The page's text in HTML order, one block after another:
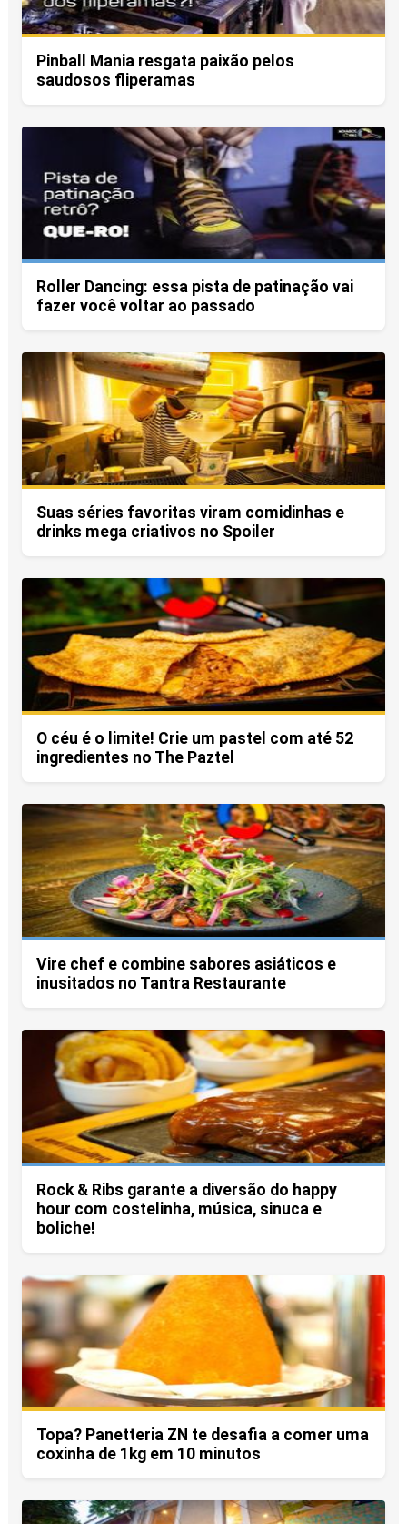
Pinball Mania resgata paixão pelos
saudosos fliperamas
Roller Dancing: essa pista de patinação vai
fazer você voltar ao passado
Suas séries favoritas viram comidinhas e
drinks mega criativos no Spoiler
O céu é o limite! Crie um pastel com até 52
ingredientes no The Paztel
Vire chef e combine sabores asiáticos e
inusitados no Tantra Restaurante
Rock & Ribs garante a diversão do happy
hour com costelinha, música, sinuca e
boliche!
Topa? Panetteria ZN te desafia a comer uma
coxinha de 1kg em 10 minutos